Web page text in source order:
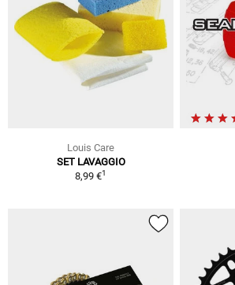
Louis Care
SET LAVAGGIO
8,99 €1